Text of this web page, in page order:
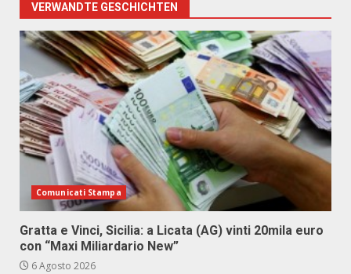
VERWANDTE GESCHICHTEN
Comunicati Stampa
Gratta e Vinci, Sicilia: a Licata (AG) vinti 20mila euro
con “Maxi Miliardario New”
6 Agosto 2026